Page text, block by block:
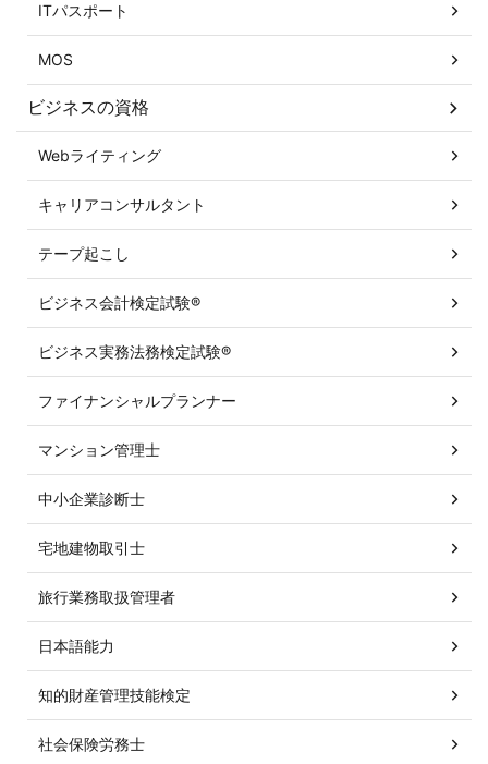
ITパスポート
MOS
ビジネスの資格
Webライティング
キャリアコンサルタント
テープ起こし
ビジネス会計検定試験®
ビジネス実務法務検定試験®
ファイナンシャルプランナー
マンション管理士
中小企業診断士
宅地建物取引士
旅行業務取扱管理者
日本語能力
知的財産管理技能検定
社会保険労務士